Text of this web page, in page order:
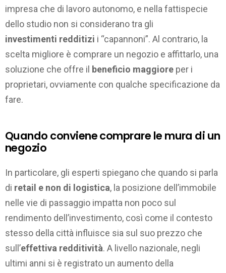
impresa che di lavoro autonomo, e nella fattispecie
dello studio non si considerano tra gli
investimenti redditizi i “capannoni”. Al contrario, la
scelta migliore è comprare un negozio e affittarlo, una
soluzione che offre il beneficio maggiore per i
proprietari, ovviamente con qualche specificazione da
fare.
Quando conviene comprare le mura di un
negozio
In particolare, gli esperti spiegano che quando si parla
di retail e non di logistica, la posizione dell’immobile
nelle vie di passaggio impatta non poco sul
rendimento dell’investimento, così come il contesto
stesso della città influisce sia sul suo prezzo che
sull’effettiva redditività. A livello nazionale, negli
ultimi anni si è registrato un aumento della